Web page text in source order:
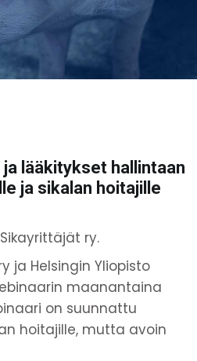
lääkitykset hallintaan
ja sikalan hoitajille
ry.
ja Helsingin Yliopisto
maanantaina
on suunnattu
hoitajille, mutta avoin